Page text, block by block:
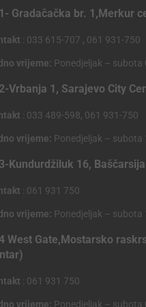
Gradačačka br. 1,Merkur
: 033 615-707 , 061 931-750
vrijeme: Ponedjeljak – subota
Vrbanja 1, Sarajevo City
: 033 489-598, 061 931-750
vrijeme: Ponedjeljak – subota
Kundurdžiluk 16, Baščarsija
: 061 931 750
vrijeme: Ponedjeljak – subota
West Gate,Mostarsko
: 061 931 750
vrijeme: Ponedjeljak – subota